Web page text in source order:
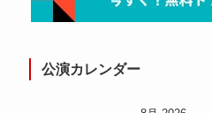
公演カレンダー